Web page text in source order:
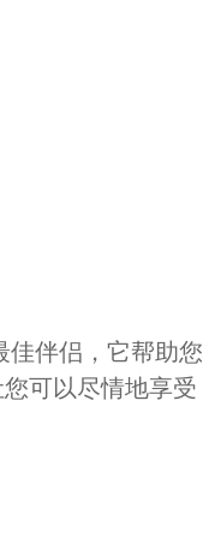
佳伴侣，它帮助您
可以尽情地享受